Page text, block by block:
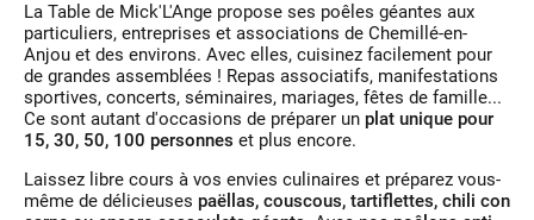
La Table de Mick'L'Ange propose ses poêles géantes aux
particuliers, entreprises et associations de Chemillé-en-
Anjou et des environs. Avec elles, cuisinez facilement pour
de grandes assemblées ! Repas associatifs, manifestations
sportives, concerts, séminaires, mariages, fêtes de famille...
Ce sont autant d'occasions de préparer un plat unique pour
15, 30, 50, 100 personnes et plus encore.
Laissez libre cours à vos envies culinaires et préparez vous-
même de délicieuses paëllas, couscous, tartiflettes, chili con